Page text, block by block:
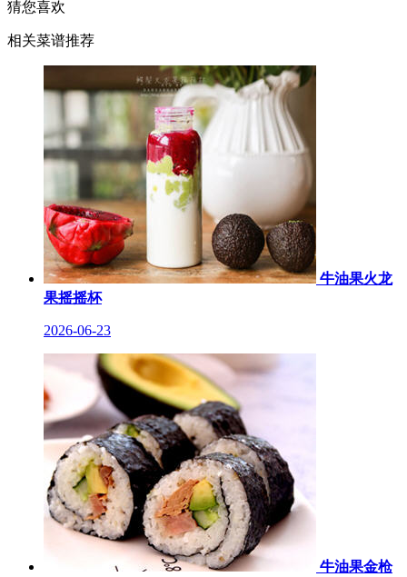
猜您喜欢
相关菜谱推荐
牛油果火龙
果摇摇杯
2026-06-23
牛油果金枪